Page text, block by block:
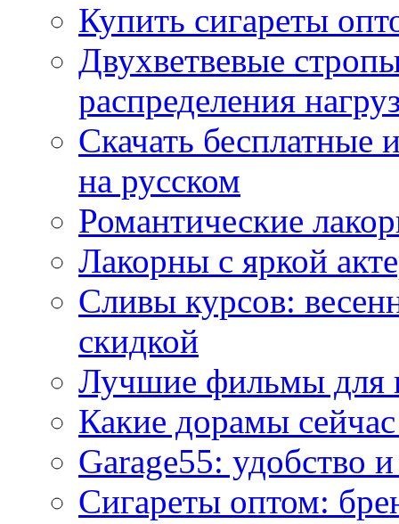
Купить сигареты
Двухветвевые
распределения
Скачать
на русском
Романтические
Лакорны с яркой
Сливы курсов:
скидкой
Лучшие фильмы для
Какие дорамы
Garage55: удобство
Сигареты оптом: